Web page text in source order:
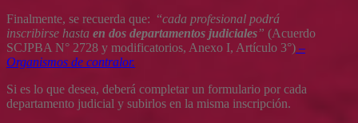
Finalmente, se recuerda que: “cada profesional podrá
inscribirse hasta en dos departamentos judiciales” (Acuerdo
SCJPBA N° 2728 y modificatorios, Anexo I, Artículo 3°) –
Organismos de contralor.
Si es lo que desea, deberá completar un formulario por cada
departamento judicial y subirlos en la misma inscripción.